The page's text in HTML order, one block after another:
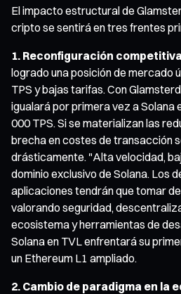
El impacto estructural de
cripto se sentirá en tres frentes
1. Reconfiguración
logrado una posición de mercado
TPS y bajas tarifas. Con
igualará por primera vez a
000 TPS. Si se materializan las
brecha en costes de transacción
drásticamente. "Alta velocidad,
dominio exclusivo de Solana. Los
aplicaciones tendrán que tomar
valorando seguridad,
ecosistema y herramientas de
Solana en TVL enfrentará su
un Ethereum L1 ampliado.
2. Cambio de paradigma en la